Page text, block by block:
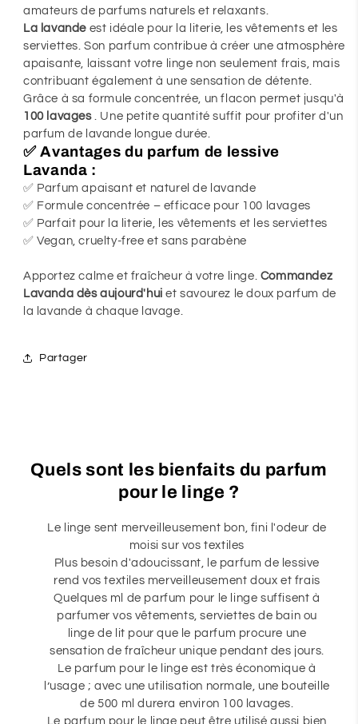
la
fraîcheur
la
fraîcheur
amateurs de parfums naturels et relaxants.
La lavande est idéale pour la literie, les vêtements et les
serviettes. Son parfum contribue à créer une atmosphère
apaisante, laissant votre linge non seulement frais, mais
contribuant également à une sensation de détente.
Grâce à sa formule concentrée, un flacon permet jusqu'à
100 lavages. Une petite quantité suffit pour profiter d'un
parfum de lavande longue durée.
✅Avantages du parfum de lessive
Lavanda :
✅ Parfum apaisant et naturel de lavande
✅ Formule concentrée – efficace pour 100 lavages
✅ Parfait pour la literie, les vêtements et les serviettes
✅ Vegan, cruelty-free et sans parabène
Apportez calme et fraîcheur à votre linge. Commandez
Lavanda dès aujourd'hui et savourez le doux parfum de
la lavande à chaque lavage.
Partager
Quels sont les bienfaits du parfum
pour le linge ?
Le linge sent merveilleusement bon, fini l'odeur de
moisi sur vos textiles
Plus besoin d'adoucissant, le parfum de lessive
rend vos textiles merveilleusement doux et frais
Quelques ml de parfum pour le linge suffisent à
parfumer vos vêtements, serviettes de bain ou
linge de lit pour que le parfum procure une
sensation de fraîcheur unique pendant des jours.
Le parfum pour le linge est très économique à
l’usage ; avec une utilisation normale, une bouteille
de 500 ml durera environ 100 lavages.
Le parfum pour le linge peut être utilisé aussi bien